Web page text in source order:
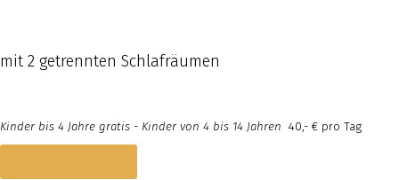
mit 2 getrennten Schlafräumen
Kinder bis 4 Jahre gratis - Kinder von 4 bis 14 Jahren 40,- € pro Tag